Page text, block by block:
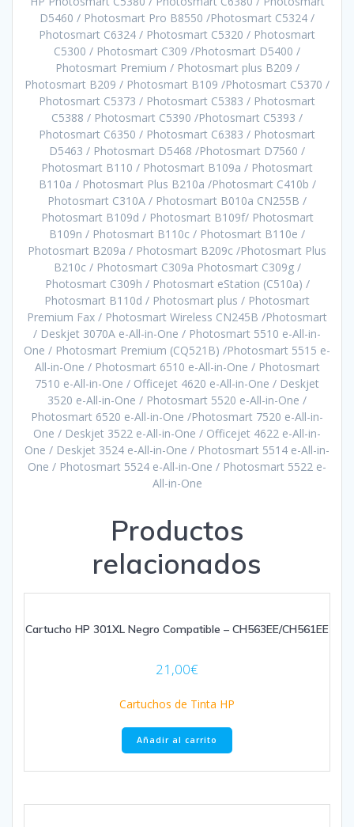
D5460 / Photosmart Pro B8550 /Photosmart C5324 /
Photosmart C6324 / Photosmart C5320 / Photosmart
C5300 / Photosmart C309 /Photosmart D5400 /
Photosmart Premium / Photosmart plus B209 /
Photosmart B209 / Photosmart B109 /Photosmart C5370 /
Photosmart C5373 / Photosmart C5383 / Photosmart
C5388 / Photosmart C5390 /Photosmart C5393 /
Photosmart C6350 / Photosmart C6383 / Photosmart
D5463 / Photosmart D5468 /Photosmart D7560 /
Photosmart B110 / Photosmart B109a / Photosmart
B110a / Photosmart Plus B210a /Photosmart C410b /
Photosmart C310A / Photosmart B010a CN255B /
Photosmart B109d / Photosmart B109f/ Photosmart
B109n / Photosmart B110c / Photosmart B110e /
Photosmart B209a / Photosmart B209c /Photosmart Plus
B210c / Photosmart C309a Photosmart C309g /
Photosmart C309h / Photosmart eStation (C510a) /
Photosmart B110d / Photosmart plus / Photosmart
Premium Fax / Photosmart Wireless CN245B /Photosmart
/ Deskjet 3070A e-All-in-One / Photosmart 5510 e-All-in-
One / Photosmart Premium (CQ521B) /Photosmart 5515 e-
All-in-One / Photosmart 6510 e-All-in-One / Photosmart
7510 e-All-in-One / Officejet 4620 e-All-in-One / Deskjet
3520 e-All-in-One / Photosmart 5520 e-All-in-One /
Photosmart 6520 e-All-in-One /Photosmart 7520 e-All-in-
One / Deskjet 3522 e-All-in-One / Officejet 4622 e-All-in-
One / Deskjet 3524 e-All-in-One / Photosmart 5514 e-All-in-
One / Photosmart 5524 e-All-in-One / Photosmart 5522 e-
All-in-One
Productos
relacionados
Cartucho HP 301XL Negro Compatible – CH563EE/CH561EE
21,00€
Cartuchos de Tinta HP
Añadir al carrito